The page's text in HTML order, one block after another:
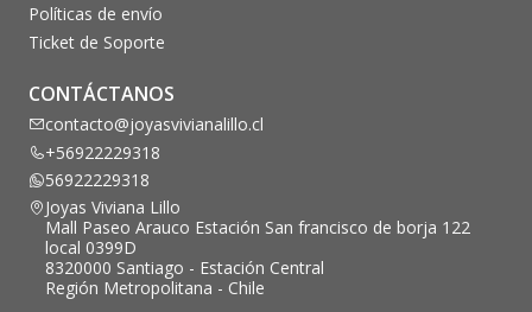
Políticas de envío
Ticket de Soporte
CONTÁCTANOS
contacto@joyasvivianalillo.cl
+56922229318
56922229318
Joyas Viviana Lillo
Mall Paseo Arauco Estación San francisco de borja 122
local 0399D
8320000 Santiago - Estación Central
Región Metropolitana - Chile